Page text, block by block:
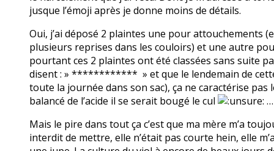
jusque l’émoji après je donne moins de détails.
Oui, j’ai déposé 2 plaintes une pour attouchements
plusieurs reprises dans les couloirs) et une autre
pourtant ces 2 plaintes ont été classées sans suite
disent : » ************ » et que le lendemain de
toute la journée dans son sac), ça ne caractérise pas
balancé de l’acide il se serait bougé le cul
…
Mais le pire dans tout ça c’est que ma mère m’a
interdit de mettre, elle n’était pas courte hein, elle